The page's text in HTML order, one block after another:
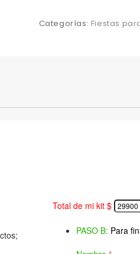
Categorías: Fiestas